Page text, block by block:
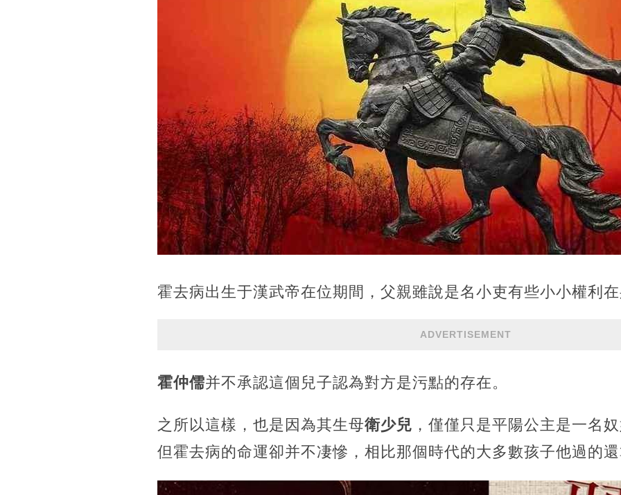
霍去病出生于漢武帝在位期間，父親雖說是名小吏有些小小權利
ADVERTISEMENT
霍仲儒并不承認這個兒子認為對方是污點的存在。
之所以這樣，也是因為其生母衛少兒 ，僅僅只是平陽公主是一名
但霍去病的命運卻并不凄慘，相比那個時代的大多數孩子他過的